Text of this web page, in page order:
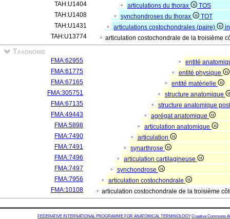
TAH:U1404
articulations du thorax
TOS
TAH:U1408
synchondroses du thorax
TOT
TAH:U1431
articulations costochondrales (paire)
TAH:U13774
articulation costochondrale de la troisième
Taxonomie
FMA:62955
entité
FMA:61775
entité physique
FMA:67165
entité matérielle
FMA:305751
structure anatomique
FMA:67135
structure anatomique
FMA:49443
agrégat anatomique
FMA:5898
articulation anatomique
FMA:7490
articulation
FMA:7491
synarthrose
FMA:7496
articulation cartilagineuse
FMA:7497
synchondrose
FMA:7956
articulation costochondrale
FMA:10108
articulation costochondrale de la troisième
FEDERATIVE INTERNATIONAL PROGRAMME FOR ANATOMICAL TERMINOLOGY Creative Commons